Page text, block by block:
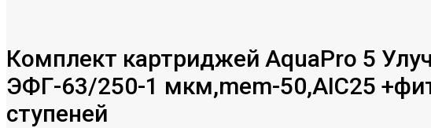
Комплект картриджей AquaPro 5
ЭФГ-63/250-1 мкм,mem-50,AIC25
ступеней